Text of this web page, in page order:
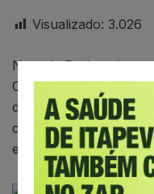
Visualizado: 3.026
Nota de
Câmara Municipal de
de saúde, a palestra
cancelada. Ainda não
evento. Acompanhe